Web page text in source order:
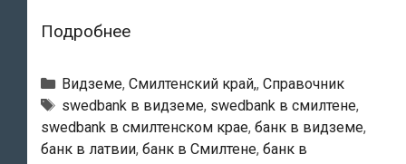
ПодробнееSwedbank
Смилтенский
филиал
Рубрики
Видземе, Смилтенский край,, Справочник
Тэги
swedbank в видземе, swedbank в смилтене,
swedbank в смилтенском крае, банк в видземе,
банк в латвии, банк в Смилтене, банк в